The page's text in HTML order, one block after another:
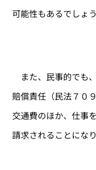
可能性もあるでしょう
また、民事的でも
賠償責任（民法７０
交通費のほか、仕事
請求されることになり